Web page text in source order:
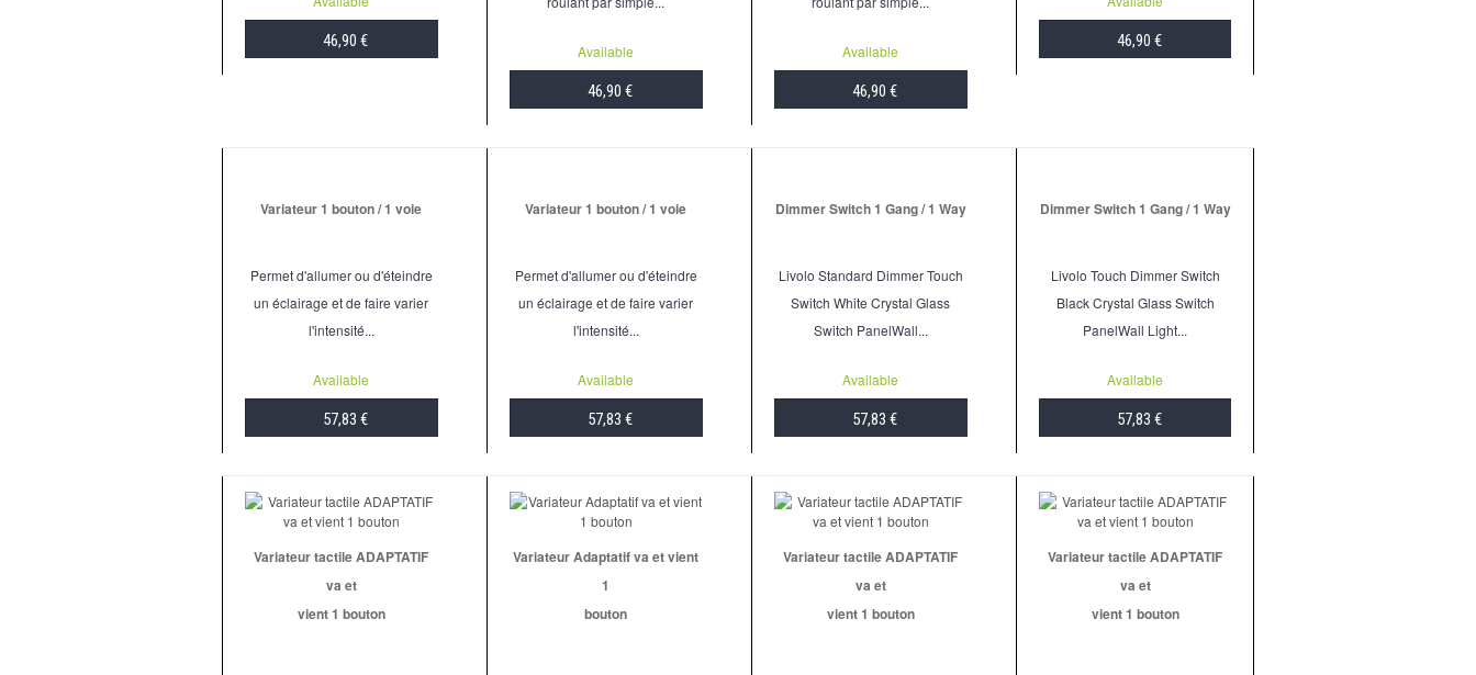
46,90 €
Available
46,90 €
Available
46,90 €
46,90 €
Variateur 1 bouton / 1 voie
Permet d'allumer ou d'éteindre
un éclairage et de faire varier
l'intensité...
Available
57,83 €
Variateur 1 bouton / 1 voie
Permet d'allumer ou d'éteindre
un éclairage et de faire varier
l'intensité...
Available
57,83 €
Dimmer Switch 1 Gang / 1 Way
Livolo Standard Dimmer Touch
Switch White Crystal Glass
Switch PanelWall...
Available
57,83 €
Dimmer Switch 1 Gang / 1 Way
Livolo Touch Dimmer Switch
Black Crystal Glass Switch
PanelWall Light...
Available
57,83 €
Variateur tactile ADAPTATIF
va et
vient 1 bouton
Variateur Adaptatif va et vient
1
bouton
Variateur tactile ADAPTATIF
va et
vient 1 bouton
Variateur tactile ADAPTATIF
va et
vient 1 bouton